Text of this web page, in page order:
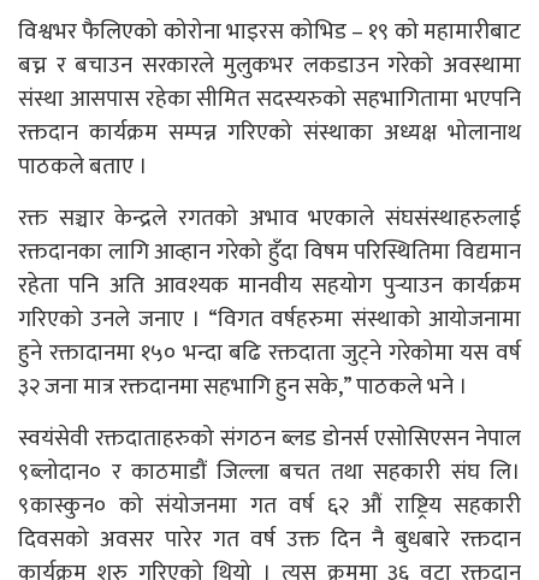
विश्वभर फैलिएको कोरोना भाइरस कोभिड – १९ को महामारीबाट
बच्न र बचाउन सरकारले मुलुकभर लकडाउन गरेको अवस्थामा
संस्था आसपास रहेका सीमित सदस्यरुको सहभागितामा भएपनि
रक्तदान कार्यक्रम सम्पन्न गरिएको संस्थाका अध्यक्ष भोलानाथ
पाठकले बताए ।
रक्त सञ्चार केन्द्रले रगतको अभाव भएकाले संघसंस्थाहरुलाई
रक्तदानका लागि आव्हान गरेको हुँदा विषम परिस्थितिमा विद्यमान
रहेता पनि अति आवश्यक मानवीय सहयोग पुर्‍याउन कार्यक्रम
गरिएको उनले जनाए । “विगत वर्षहरुमा संस्थाको आयोजनामा
हुने रक्तादानमा १५० भन्दा बढि रक्तदाता जुट्ने गरेकोमा यस वर्ष
३२ जना मात्र रक्तदानमा सहभागि हुन सके,” पाठकले भने ।
स्वयंसेवी रक्तदाताहरुको संगठन ब्लड डोनर्स एसोसिएसन नेपाल
९ब्लोदान० र काठमाडौं जिल्ला बचत तथा सहकारी संघ लि।
९कास्कुन० को संयोजनमा गत वर्ष ६२ औं राष्ट्रिय सहकारी
दिवसको अवसर पारेर गत वर्ष उक्त दिन नै बुधबारे रक्तदान